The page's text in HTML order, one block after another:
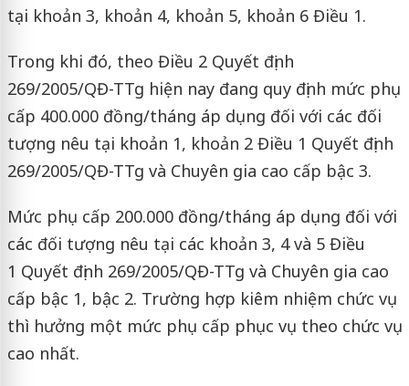
tại khoản 3, khoản 4, khoản 5, khoản 6 Điều 1.
Trong khi đó, theo Điều 2 Quyết định
269/2005/QĐ-TTg hiện nay đang quy định mức phụ
cấp 400.000 đồng/tháng áp dụng đối với các đối
tượng nêu tại khoản 1, khoản 2 Điều 1 Quyết định
269/2005/QĐ-TTg và Chuyên gia cao cấp bậc 3.
Mức phụ cấp 200.000 đồng/tháng áp dụng đối với
các đối tượng nêu tại các khoản 3, 4 và 5 Điều
1 Quyết định 269/2005/QĐ-TTg và Chuyên gia cao
cấp bậc 1, bậc 2. Trường hợp kiêm nhiệm chức vụ
thì hưởng một mức phụ cấp phục vụ theo chức vụ
cao nhất.